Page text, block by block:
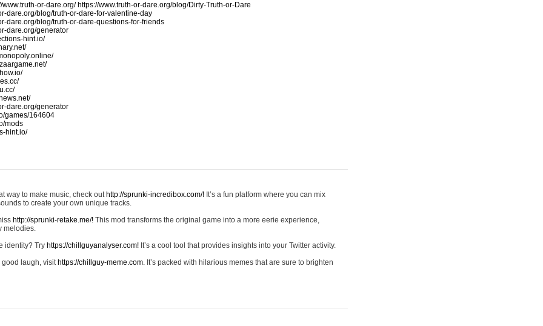
www.truth-or-dare.org/ https://www.truth-or-dare.org/blog/Dirty-Truth-or-Dare
dare.org/blog/truth-or-dare-for-valentine-day
dare.org/blog/truth-or-dare-questions-for-friends
dare.org/generator
hint.io/
dare.org/generator
games/164604
mods
hint.io/
way to make music, check out http://sprunki-incredibox.com/! It’s a fun platform where you can mix
to create your own unique tracks.
http://sprunki-retake.me/! This mod transforms the original game into a more eerie experience,
melodies.
identity? Try https://chillguyanalyser.com! It’s a cool tool that provides insights into your Twitter activity.
good laugh, visit https://chillguy-meme.com. It’s packed with hilarious memes that are sure to brighten